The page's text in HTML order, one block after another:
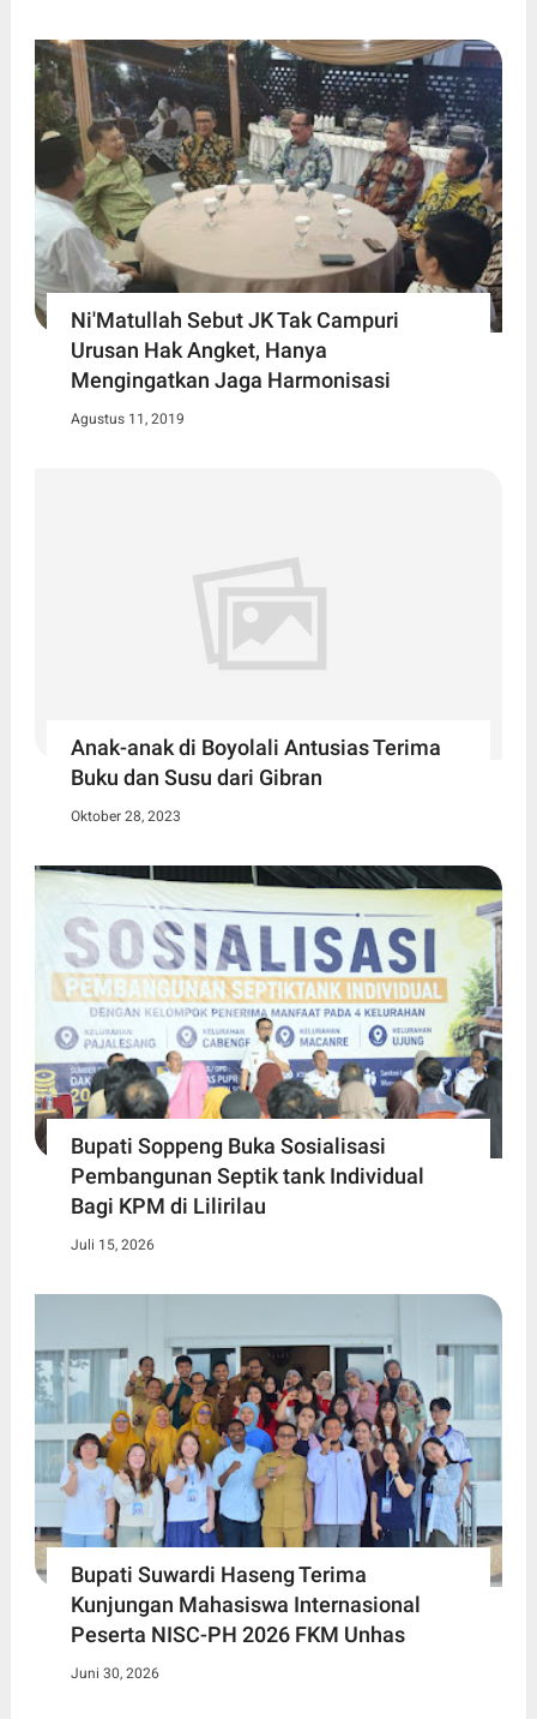
Ni'Matullah Sebut JK Tak Campuri
Urusan Hak Angket, Hanya
Mengingatkan Jaga Harmonisasi
Agustus 11, 2019
Anak-anak di Boyolali Antusias Terima
Buku dan Susu dari Gibran
Oktober 28, 2023
Bupati Soppeng Buka Sosialisasi
Pembangunan Septik tank Individual
Bagi KPM di Lilirilau
Juli 15, 2026
Bupati Suwardi Haseng Terima
Kunjungan Mahasiswa Internasional
Peserta NISC-PH 2026 FKM Unhas
Juni 30, 2026